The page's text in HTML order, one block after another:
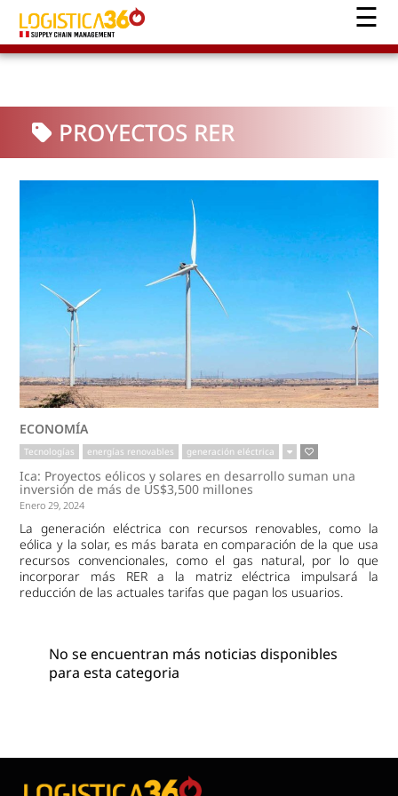
PROYECTOS RER
ECONOMÍA
Tecnologías energías renovables generación eléctrica
Ica: Proyectos eólicos y solares en desarrollo suman una
inversión de más de US$3,500 millones
Enero 29, 2024
La generación eléctrica con recursos renovables, como la
eólica y la solar, es más barata en comparación de la que usa
recursos convencionales, como el gas natural, por lo que
incorporar más RER a la matriz eléctrica impulsará la
reducción de las actuales tarifas que pagan los usuarios.
No se encuentran más noticias disponibles
para esta categoria